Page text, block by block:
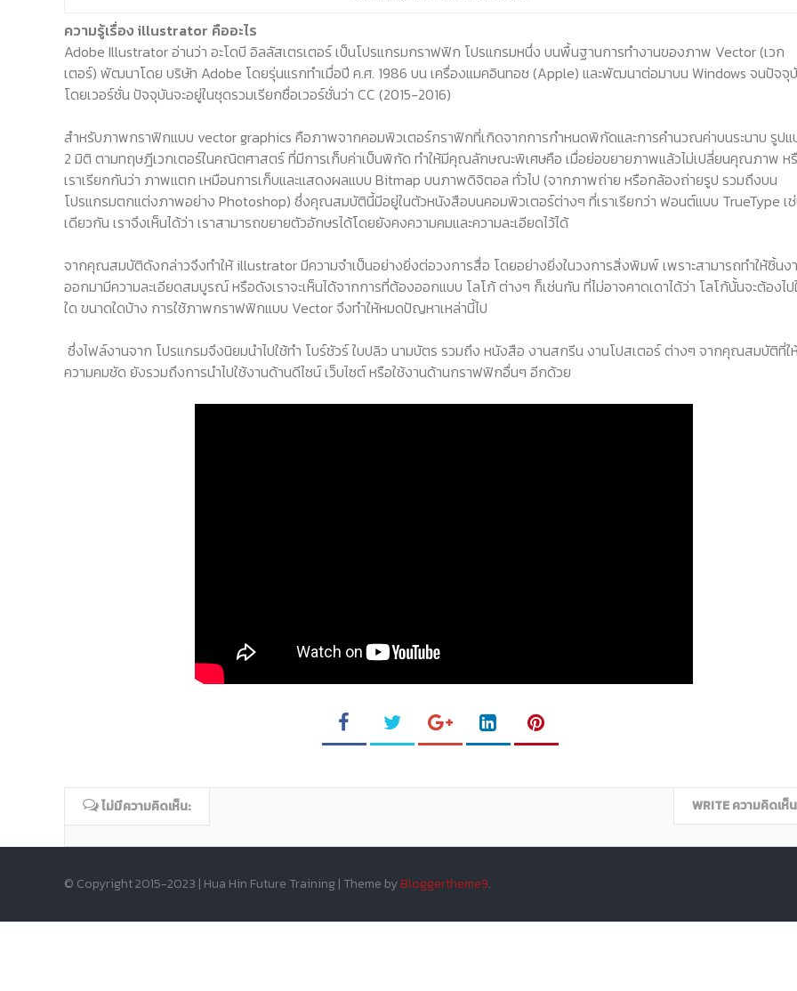
ความรู้เรื่อง illustrator คืออะไร
Adobe Illustrator อ่านว่า อะโดบี อิลลัสเตรเตอร์ เป็นโปรแกรมกราฟฟิก โปรแกรมหนึ่ง บนพื้นฐานการทำงานของภาพ Vector (เวก
เตอร์) พัฒนาโดย บริษัท Adobe โดยรุ่นแรกทำเมื่อปี ค.ศ. 1986 บน เครื่องแมคอินทอช (Apple) และพัฒนาต่อมาบน Windows จนปัจจุ
โดยเวอร์ชั่น ปัจจุบันจะอยู่ในชุดรวมเรียกชื่อเวอร์ชั่นว่า CC (2015-2016)
สำหรับภาพกราฟิกแบบ vector graphics คือภาพจากคอมพิวเตอร์กราฟิกที่เกิดจากการกำหนดพิกัดและการคำนวณค่าบนระนาบ รูปแ
2 มิติ ตามทฤษฎีเวกเตอร์ในคณิตศาสตร์ ที่มีการเก็บค่าเป็นพิกัด ทำให้มีคุณลักษณะพิเศษคือ เมื่อย่อขยายภาพแล้วไม่เปลี่ยนคุณภาพ ห
เราเรียกกันว่า ภาพแตก เหมือนการเก็บและแสดงผลแบบ Bitmap บนภาพดิจิตอล ทั่วไป (จากภาพถ่าย หรือกล้องถ่ายรูป รวมถึงบน
โปรแกรมตกแต่งภาพอย่าง Photoshop) ซึ่งคุณสมบัตินี้มีอยู่ในตัวหนังสือบนคอมพิวเตอร์ต่างๆ ที่เราเรียกว่า ฟอนต์แบบ TrueType เ
เดียวกัน เราจึงเห็นได้ว่า เราสามารถขยายตัวอักษรได้โดยยังคงความคมและความละเอียดไว้ได้
จากคุณสมบัติดังกล่าวจึงทำให้ illustrator มีความจำเป็นอย่างยิ่งต่อวงการสื่อ โดยอย่างยิ่งในวงการสิ่งพิมพ์ เพราะสามารถทำให้ชิ้นง
ออกมามีความละเอียดสมบูรณ์ หรือดังเราจะเห็นได้จากการที่ต้องออกแบบ โลโก้ ต่างๆ ก็เช่นกัน ที่ไม่อาจคาดเดาได้ว่า โลโก้นั้นจะต้องไป
ใด ขนาดใดบ้าง การใช้ภาพกราฟฟิกแบบ Vector จึงทำให้หมดปัญหาเหล่านี้ไป
ซึ่งไฟล์งานจาก โปรแกรมจึงนิยมนำไปใช้ทำ โบร์ชัวร์ ใบปลิว นามบัตร รวมถึง หนังสือ งานสกรีน งานโปสเตอร์ ต่างๆ จากคุณสมบัติที่ใ
ความคมชัด ยังรวมถึงการนำไปใช้งานด้านดีไซน์ เว็บไซต์ หรือใช้งานด้านกราฟฟิกอื่นๆ อีกด้วย
ไม่มีความคิดเห็น: WRITE ความคิดเห็น
© Copyright 2015-2023 | Hua Hin Future Training | Theme byBloggertheme9.